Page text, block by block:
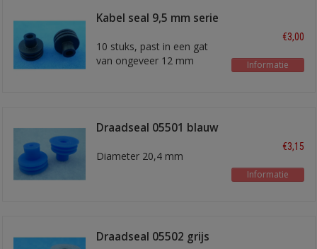
Kabel seal 9,5 mm serie
10 stuks, past in een gat
van ongeveer 12 mm
€3,00
Informatie
Draadseal 05501 blauw
Diameter 20,4 mm
€3,15
Informatie
Draadseal 05502 grijs